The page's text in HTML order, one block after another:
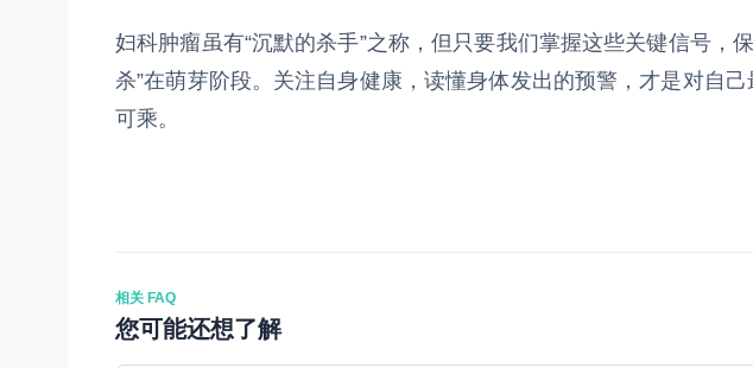
妇科肿瘤虽有“沉默的杀手”之称，但只要我们掌握这些关键信号，
杀”在萌芽阶段。关注自身健康，读懂身体发出的预警，才是对自
可乘。
相关 FAQ
您可能还想了解